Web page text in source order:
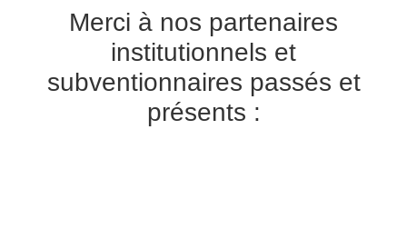
Merci à nos partenaires
institutionnels et
subventionnaires passés et
présents :